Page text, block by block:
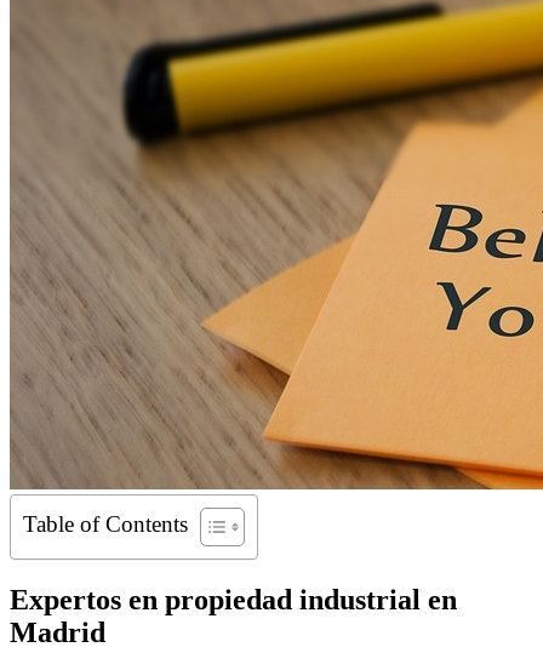
Table of Contents
Expertos en propiedad industrial en
Madrid